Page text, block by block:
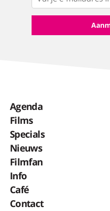
Agenda
Films
Specials
Nieuws
Filmfan
Info
Café
Contact